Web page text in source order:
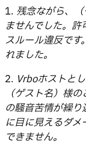
1. 残念ながら、
ませんでした。
スルール違反で
れました。
2. Vrboホストと
（ゲスト名）様
の騒音苦情が繰
に目に見えるダ
できません。